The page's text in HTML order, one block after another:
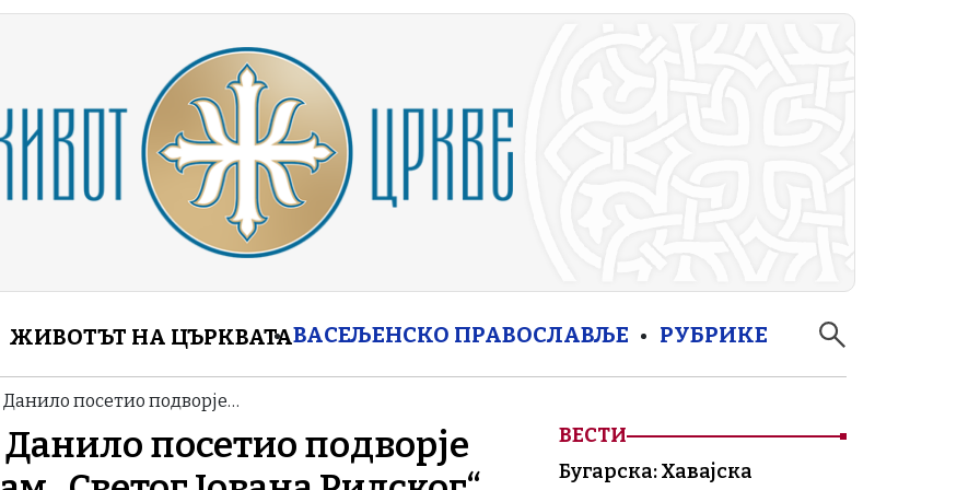
ЖИВОТЪТ НА ЦЪРКВАТАВАСЕЉЕНСКО ПРАВОСЛАВЉЕ РУБРИКЕ
Данило посетио подворје…
посетио подворје
ВЕСТИ
Бугарска: Хавајска